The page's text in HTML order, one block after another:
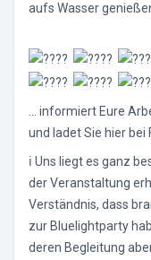
aufs Wasser
... informiert Eure
und ladet Sie hier bei
ℹ Uns liegt es ganz
der Veranstaltung
Verständnis, dass
zur Bluelightparty
deren Begleitung